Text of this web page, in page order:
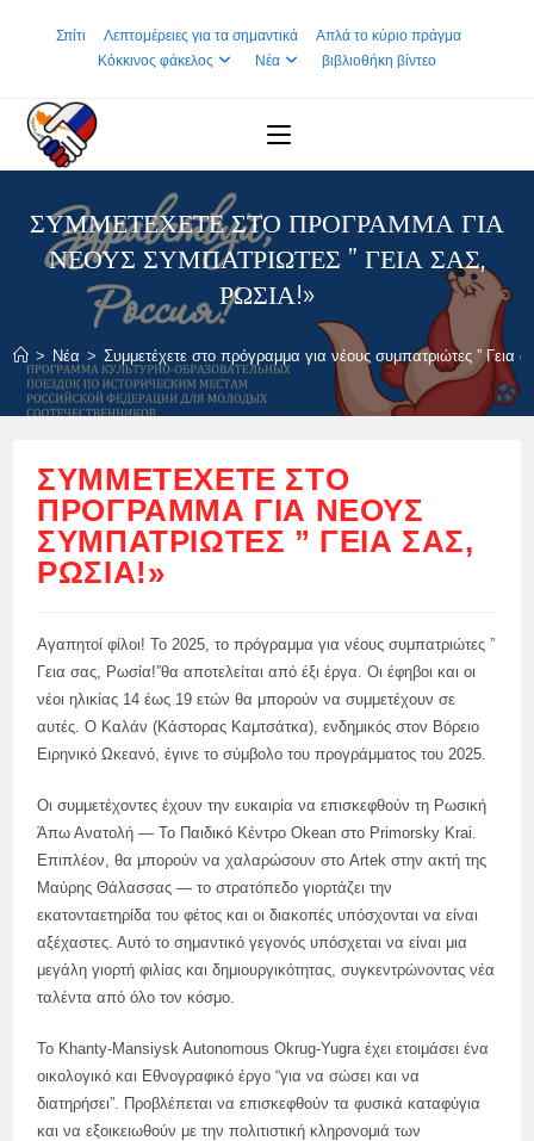
Σπίτι Λεπτομέρειες για τα σημαντικά
Απλά το κύριο πράγμα
Κόκκινος φάκελος
Νέα βιβλιοθήκη βίντεο
ΣΥΜΜΕΤΈΧΕΤΕ ΣΤΟ ΠΡΌΓΡΑΜΜΑ ΓΙΑ
ΝΈΟΥΣ ΣΥΜΠΑΤΡΙΏΤΕΣ ” ΓΕΙΑ ΣΑΣ,
ΡΩΣΊΑ!»
> Νέα > Συμμετέχετε στο πρόγραμμα για νέους συμπατριώτες ” Γεια
ΣΥΜΜΕΤΈΧΕΤΕ ΣΤΟ
ΠΡΌΓΡΑΜΜΑ ΓΙΑ ΝΈΟΥΣ
ΣΥΜΠΑΤΡΙΏΤΕΣ ” ΓΕΙΑ ΣΑΣ,
ΡΩΣΊΑ!»
Αγαπητοί φίλοι! Το 2025, το πρόγραμμα για νέους συμπατριώτες ”
Γεια σας, Ρωσία!”θα αποτελείται από έξι έργα. Οι έφηβοι και οι
νέοι ηλικίας 14 έως 19 ετών θα μπορούν να συμμετέχουν σε
αυτές. Ο Καλάν (Κάστορας Καμτσάτκα), ενδημικός στον Βόρειο
Ειρηνικό Ωκεανό, έγινε το σύμβολο του προγράμματος του 2025.
Οι συμμετέχοντες έχουν την ευκαιρία να επισκεφθούν τη Ρωσική
Άπω Ανατολή — Το Παιδικό Κέντρο Okean στο Primorsky Krai.
Επιπλέον, θα μπορούν να χαλαρώσουν στο Artek στην ακτή της
Μαύρης Θάλασσας — το στρατόπεδο γιορτάζει την
εκατονταετηρίδα του φέτος και οι διακοπές υπόσχονται να είναι
αξέχαστες. Αυτό το σημαντικό γεγονός υπόσχεται να είναι μια
μεγάλη γιορτή φιλίας και δημιουργικότητας, συγκεντρώνοντας νέα
ταλέντα από όλο τον κόσμο.
Το Khanty-Mansiysk Autonomous Okrug-Yugra έχει ετοιμάσει ένα
οικολογικό και Εθνογραφικό έργο “για να σώσει και να
διατηρήσει”. Προβλέπεται να επισκεφθούν τα φυσικά καταφύγια
και να εξοικειωθούν με την πολιτιστική κληρονομιά των